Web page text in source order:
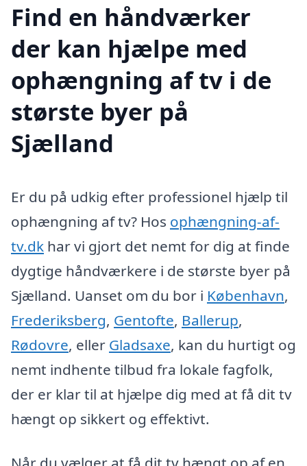
Find en håndværker
der kan hjælpe med
ophængning af tv i de
største byer på
Sjælland
Er du på udkig efter professionel hjælp til
ophængning af tv? Hos ophængning-af-
tv.dk har vi gjort det nemt for dig at finde
dygtige håndværkere i de største byer på
Sjælland. Uanset om du bor i København,
Frederiksberg, Gentofte, Ballerup,
Rødovre, eller Gladsaxe, kan du hurtigt og
nemt indhente tilbud fra lokale fagfolk,
der er klar til at hjælpe dig med at få dit tv
hængt op sikkert og effektivt.